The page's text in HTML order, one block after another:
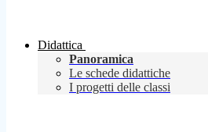
Didattica
Panoramica
Le schede didattiche
I progetti delle classi